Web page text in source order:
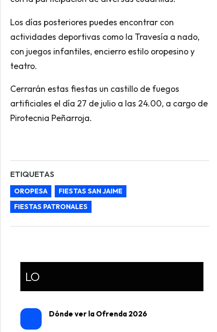
Los días posteriores puedes encontrar con
actividades deportivas como la Travesía a nado,
con juegos infantiles, encierro estilo oropesino y
teatro.
Cerrarán estas fiestas un castillo de fuegos
artificiales el día 27 de julio a las 24.00, a cargo de
Pirotecnia Peñarroja.
ETIQUETAS
OROPESA
FIESTAS SAN JAIME
FIESTAS PATRONALES
LO
Dónde ver la Ofrenda 2026